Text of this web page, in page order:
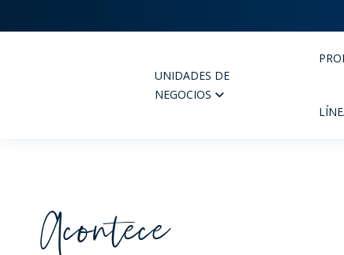
UNIDADES DE
NEGOCIOS
Acontece